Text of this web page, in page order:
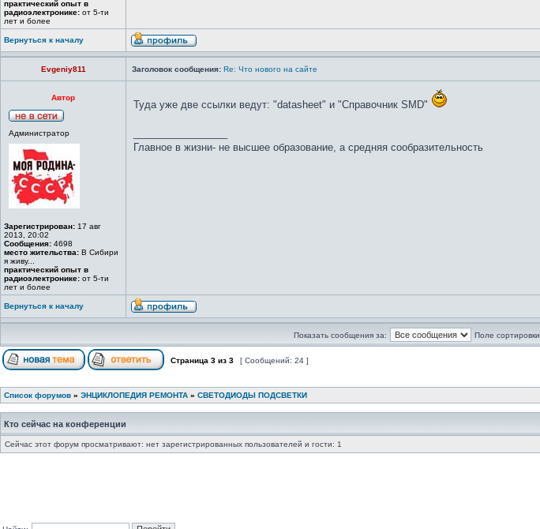
практический опыт в
радиоэлектронике: от 5-ти
лет и более
Вернуться к началу
Evgeniy811 Заголовок сообщения: Re: Что нового на сайте
Автор
Администратор
Зарегистрирован: 17 авг
2013, 20:02
Сообщения: 4698
место жительства: В Сибири
я живу...
практический опыт в
радиоэлектронике: от 5-ти
лет и более
Туда уже две ссылки ведут: "datasheet" и "Справочник SMD"
Главное в жизни- не высшее образование, а средняя сообразительность
Вернуться к началу
Показать сообщения за: Поле сортировки
Страница 3 из 3 [ Сообщений: 24 ]
Список форумов » ЭНЦИКЛОПЕДИЯ РЕМОНТА » СВЕТОДИОДЫ ПОДСВЕТКИ
Кто сейчас на конференции
Сейчас этот форум просматривают: нет зарегистрированных пользователей и гости: 1